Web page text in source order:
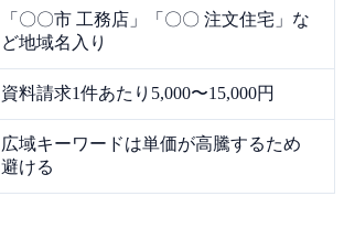
「〇〇市 工務店」「〇〇 注文住宅」な
ど地域名入り
資料請求1件あたり5,000〜15,000円
広域キーワードは単価が高騰するため
避ける